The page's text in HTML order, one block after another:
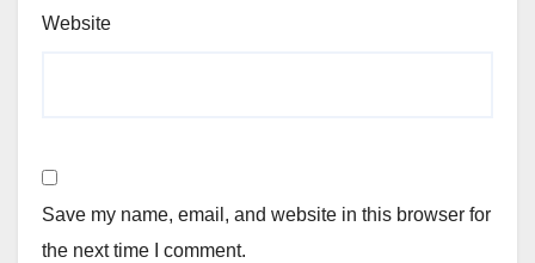
Website
Save my name, email, and website in this browser for
the next time I comment.